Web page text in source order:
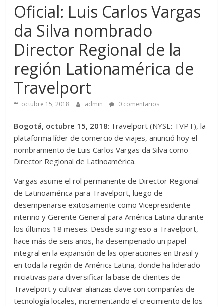
Oficial: Luis Carlos Vargas
da Silva nombrado
Director Regional de la
región Lationamérica de
Travelport
octubre 15, 2018 admin 0 comentarios
Bogotá, octubre 15, 2018: Travelport (NYSE: TVPT), ​​la
plataforma líder de comercio de viajes, anunció hoy el
nombramiento de Luis Carlos Vargas da Silva como
Director Regional de Latinoamérica.
Vargas asume el rol permanente de Director Regional
de Latinoamérica para Travelport, luego de
desempeñarse exitosamente como Vicepresidente
interino y Gerente General para América Latina durante
los últimos 18 meses. Desde su ingreso a Travelport,
hace más de seis años, ha desempeñado un papel
integral en la expansión de las operaciones en Brasil y
en toda la región de América Latina, donde ha liderado
iniciativas para diversificar la base de clientes de
Travelport y cultivar alianzas clave con compañías de
tecnología locales, incrementando el crecimiento de los